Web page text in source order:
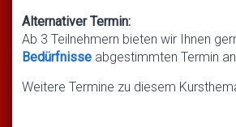
Alternativer Termin:
Ab 3 Teilnehmern bieten wir Ihnen
Bedürfnisse abgestimmten Termin an
Weitere Termine zu diesem